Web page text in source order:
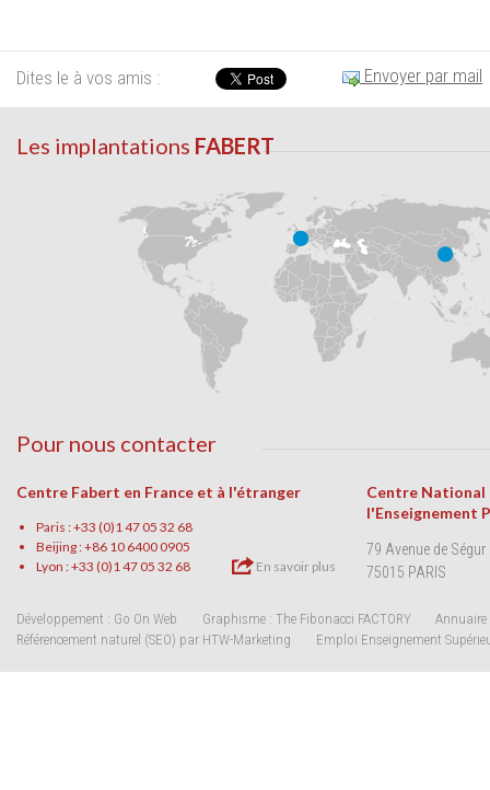
Dites le à vos amis : Envoyer par mail
Les implantations FABERT
Pour nous contacter
Centre Fabert en France et à l'étranger
Paris : +33 (0)1 47 05 32 68
Beijing : +86 10 6400 0905
Lyon : +33 (0)1 47 05 32 68
En savoir plus
Centre National
l'Enseignement
79 Avenue de Ségur
75015 PARIS
Développement : Go On Web Graphisme : The Fibonacci FACTORY
Annuaire
Référencement naturel (SEO) par HTW-Marketing
Emploi Enseignement